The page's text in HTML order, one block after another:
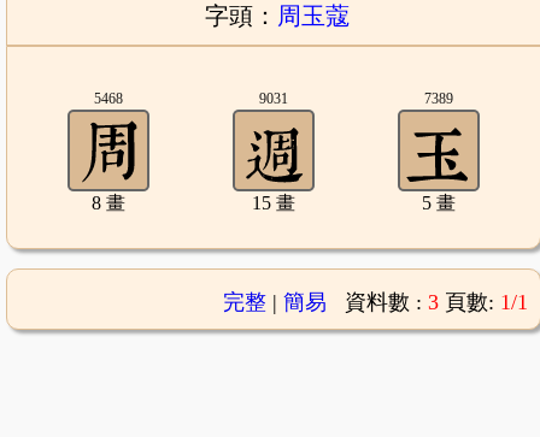
字頭： 周玉蔻
5468
8 畫
9031
15 畫
7389
5 畫
完整| 簡易 資料數 : 3 頁數: 1/1